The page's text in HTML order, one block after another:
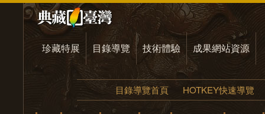
珍藏特展 目錄導覽 技術體驗 成果網站資源
目錄導覽首頁 HOTKEY快速導覽